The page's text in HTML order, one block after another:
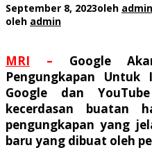
September 8, 2023oleh admin
oleh admin
MRI – Google
Pengungkapan
Google dan
kecerdasan buatan
pengungkapan yang
baru yang dibuat oleh